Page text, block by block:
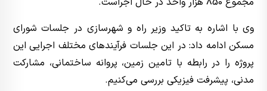
وی با اشاره به تاکید وزیر راه و شهرسازی در جلسات شورای
مسکن ادامه داد: در این جلسات فرآیندهای مختلف اجرایی این
پروژه را در رابطه با تامین زمین، پروانه ساختمانی، مشارکت
مدنی، پیشرفت فیزیکی بررسی می‌کنیم.